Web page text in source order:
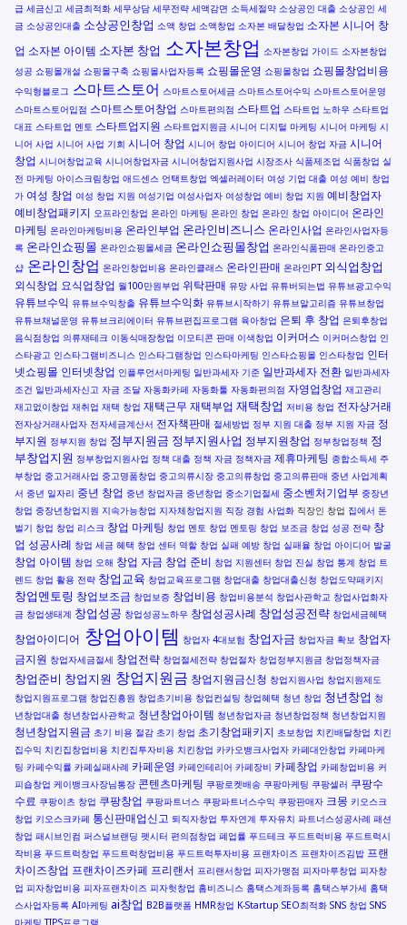
급 세금신고 세금최적화 세무상담 세무전략 세액감면 소득세절약 소상공인 대출 소상공인 세
금 소상공인대출 소상공인창업 소액 창업 소액창업 소자본 배달창업 소자본 시니어 창
업 소자본 아이템 소자본 창업 소자본창업 소자본창업 가이드 소자본창업
성공 쇼핑몰개설 쇼핑몰구축 쇼핑몰사업자등록 쇼핑몰운영 쇼핑몰창업 쇼핑몰창업비용
수익형블로그 스마트스토어 스마트스토어세금 스마트스토어수익 스마트스토어운영
스마트스토어입점 스마트스토어창업 스마트편의점 스타트업 스타트업 노하우 스타트업
대표 스타트업 멘토 스타트업지원 스타트업지원금 시니어 디지털 마케팅 시니어 마케팅 시
니어 사업 시니어 사업 기회 시니어 창업 시니어 창업 아이디어 시니어 창업 자금 시니어
창업 시니어창업교육 시니어창업자금 시니어창업지원사업 시장조사 식품제조업 식품창업 실
전 마케팅 아이스크림창업 애드센스 언택트창업 엑셀러레이터 여성 기업 대출 여성 예비 창업
가 여성 창업 여성 창업 지원 여성기업 여성사업자 여성창업 예비 창업 지원 예비창업자
예비창업패키지 오프라인창업 온라인 마케팅 온라인 창업 온라인 창업 아이디어 온라인
마케팅 온라인마케팅비용 온라인부업 온라인비즈니스 온라인사업 온라인사업자등
록 온라인쇼핑몰 온라인쇼핑몰세금 온라인쇼핑몰창업 온라인식품판매 온라인중고
샵 온라인창업 온라인창업비용 온라인클래스 온라인판매 온라인PT 외식업창업
외식창업 요식업창업 월100만원부업 위탁판매 유망 사업 유튜버되는법 유튜브광고수익
유튜브수익 유튜브수익창출 유튜브수익화 유튜브시작하기 유튜브알고리즘 유튜브창업
유튜브채널운영 유튜브크리에이터 유튜브편집프로그램 육아창업 은퇴 후 창업 은퇴후창업
음식점창업 의류재테크 이동식매장창업 이모티콘 판매 이색창업 이커머스 이커머스창업 인
스타광고 인스타그램비즈니스 인스타그램창업 인스타마케팅 인스타쇼핑몰 인스타창업 인터
넷쇼핑몰 인터넷창업 인플루언서마케팅 일반과세자 기준 일반과세자 전환 일반과세자
조건 일반과세자신고 자금 조달 자동화카페 자동화툴 자동화편의점 자영업창업 재고관리
재고없이창업 재취업 재택 창업 재택근무 재택부업 재택창업 저비용 창업 전자상거래
전자상거래사업자 전자세금계산서 전자책판매 절세방법 정부 지원 대출 정부 지원 자금 정
부지원 정부지원 창업 정부지원금 정부지원사업 정부지원창업 정부창업정책 정
부창업지원 정부창업지원사업 정책 대출 정책 자금 정책자금 제휴마케팅 종합소득세 주
부창업 중고거래사업 중고명품창업 중고의류시장 중고의류창업 중고의류판매 중년 사업계획
서 중년 일자리 중년 창업 중년 창업자금 중년창업 중소기업절세 중소벤처기업부 중장년
창업 중장년창업지원 지속가능창업 지자체창업지원 직장 경험 사업화 직장인 창업 집에서 돈
벌기 창업 창업 리스크 창업 마케팅 창업 멘토 창업 멘토링 창업 보조금 창업 성공 전략 창
업 성공사례 창업 세금 혜택 창업 센터 역할 창업 실패 예방 창업 실패율 창업 아이디어 발굴
창업 아이템 창업 오해 창업 자금 창업 준비 창업 지원센터 창업 진실 창업 통계 창업 트
렌드 창업 활용 전략 창업교육 창업교육프로그램 창업대출 창업대출신청 창업도약패키지
창업멘토링 창업보조금 창업보증 창업비용 창업비용분석 창업사관학교 창업사업화자
금 창업생태계 창업성공 창업성공노하우 창업성공사례 창업성공전략 창업세금혜택
창업아이디어 창업아이템 창업자 4대보험 창업자금 창업자금 확보 창업자
금지원 창업자세금절세 창업전략 창업절세전략 창업절차 창업정부지원금 창업정책자금
창업준비 창업지원 창업지원금 창업지원금신청 창업지원사업 창업지원제도
창업지원프로그램 창업진흥원 창업초기비용 창업컨설팅 창업혜택 청년 창업 청년창업 청
년창업대출 청년창업사관학교 청년창업아이템 청년창업자금 청년창업정책 청년창업지원
청년창업지원금 초기 비용 절감 초기 창업 초기창업패키지 초보창업 치킨배달창업 치킨
집수익 치킨집창업비용 치킨집투자비용 치킨창업 카카오뱅크사업자 카페대안창업 카페마케
팅 카페수익률 카페실패사례 카페운영 카페인테리어 카페장비 카페창업 카페창업비용 커
피숍창업 케이뱅크사장님통장 콘텐츠마케팅 쿠팡로켓배송 쿠팡마케팅 쿠팡셀러 쿠팡수
수료 쿠팡이츠 창업 쿠팡창업 쿠팡파트너스 쿠팡파트너스수익 쿠팡판매자 크몽 키오스크
창업 키오스크카페 통신판매업신고 퇴직자창업 투자연계 투자유치 파트너스성공사례 패션
창업 패시브인컴 퍼스널브랜딩 펫시터 편의점창업 폐업률 푸드테크 푸드트럭비용 푸드트럭시
작비용 푸드트럭창업 푸드트럭창업비용 푸드트럭투자비용 프랜차이즈 프랜차이즈김밥 프랜
차이즈창업 프랜차이즈카페 프리랜서 프리랜서창업 피자가맹점 피자마루창업 피자창
업 피자창업비용 피자프랜차이즈 피자헛창업 홈비즈니스 홈택스계좌등록 홈택스부가세 홈택
스사업자등록 AI마케팅 ai창업 B2B플랫폼 HMR창업 K-Startup SEO최적화 SNS 창업 SNS
마케팅 TIPS프로그램